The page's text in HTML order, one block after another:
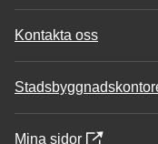
Kontakta oss
Mina sidor